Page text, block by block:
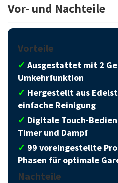
Vor- und Nachteile
Vorteile
✓ Ausgestattet mit 2
Umkehrfunktion
✓ Hergestellt aus
einfache Reinigung
✓ Digitale Touch-
Timer und Dampf
✓ 99 voreingestellte
Phasen für optimale
Nachteile